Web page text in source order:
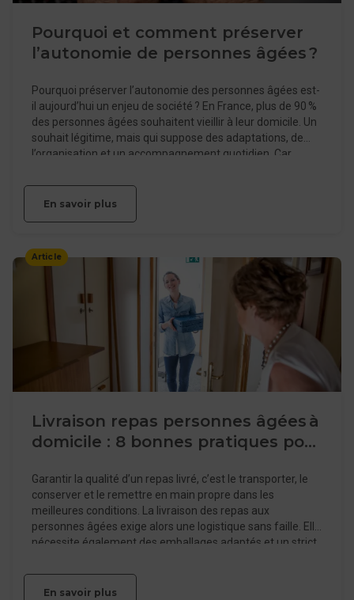
Pourquoi et comment préserver
l’autonomie de personnes âgées ?
Pourquoi préserver l’autonomie des personnes âgées est-
il aujourd’hui un enjeu de société ? En France, plus de 90 %
des personnes âgées souhaitent vieillir à leur domicile. Un
souhait légitime, mais qui suppose des adaptations, de
l’organisation et un accompagnement quotidien. Car
garder sa dignité, à conserver ses habitudes.
En savoir plus
Article
Livraison repas personnes âgées à
domicile : 8 bonnes pratiques pour
pendant le transport
Garantir la qualité d’un repas livré, c’est le transporter, le
conserver et le remettre en main propre dans les
meilleures conditions. La livraison des repas aux
personnes âgées exige alors une logistique sans faille. Elle
nécessite également des emballages adaptés et un strict
renforcer la qualité optimale de votre service, voici 8
bonnes pratiques concrètes à mettre en place dès
En savoir plus